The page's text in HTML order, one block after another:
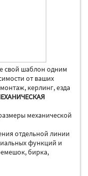
свой шаблон одним
от ваших
керлинг, езда
механической
отдельной линии
функций и
бирка,